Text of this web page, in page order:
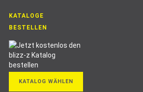
KATALOGE
BESTELLEN
KATALOG WÄHLEN